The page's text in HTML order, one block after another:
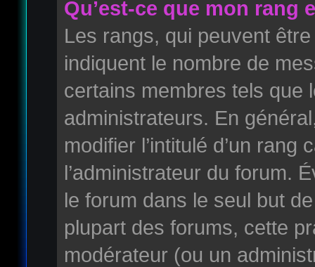
Qu’est-ce que mon rang
Les rangs, qui peuvent
indiquent le nombre de
certains membres tels que
administrateurs. En
modifier l’intitulé d’un rang
l’administrateur du forum.
le forum dans le seul but
plupart des forums, cette
modérateur (ou un